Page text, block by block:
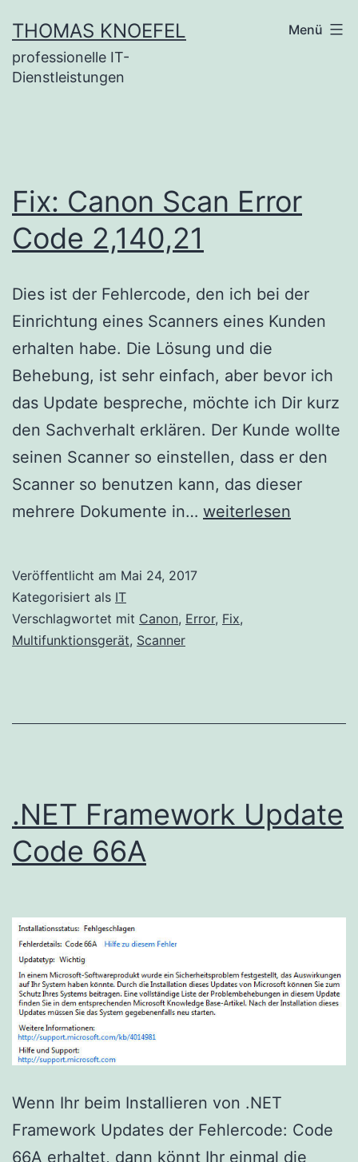
Inhalt
springen
THOMAS KNOEFEL
professionelle IT-
Dienstleistungen
Menü
Fix: Canon Scan Error
Code 2,140,21
Dies ist der Fehlercode, den ich bei der
Einrichtung eines Scanners eines Kunden
erhalten habe. Die Lösung und die
Behebung, ist sehr einfach, aber bevor ich
das Update bespreche, möchte ich Dir kurz
den Sachverhalt erklären. Der Kunde wollte
seinen Scanner so einstellen, dass er den
Scanner so benutzen kann, das dieser
mehrere Dokumente in… Fix:
Code
weiterlesen
Veröffentlicht am Mai 24, 2017
Kategorisiert als IT
Verschlagwortet mit Canon, Error, Fix,
Multifunktionsgerät, Scanner
.NET Framework Update
Code 66A
Wenn Ihr beim Installieren von .NET
Framework Updates der Fehlercode: Code
66A erhaltet, dann könnt Ihr einmal die